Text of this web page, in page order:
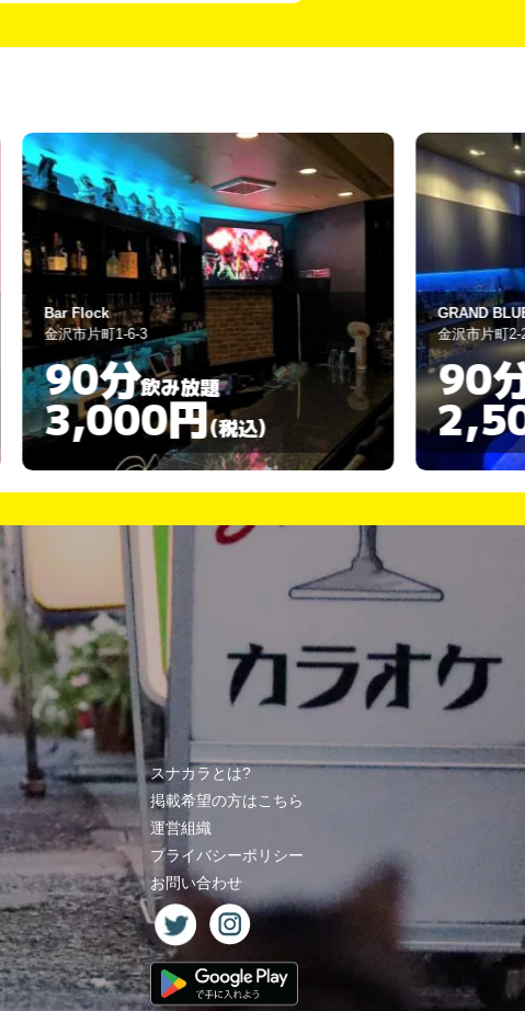
Bar Flock
金沢市片町1-6-3
90分飲み放題
3,000円(税込)
GRAND BLUE
金沢市片町2-21-
90分
スナカラとは?
掲載希望の方はこちら
運営組織
プライバシーポリシー
お問い合わせ